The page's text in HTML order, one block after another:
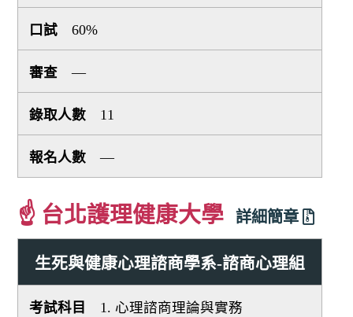
60%
—
11
—
☝ 台北護理健康大學 詳細簡章
生死與健康心理諮商學系-諮商心理組
1. 心理諮商理論與實務